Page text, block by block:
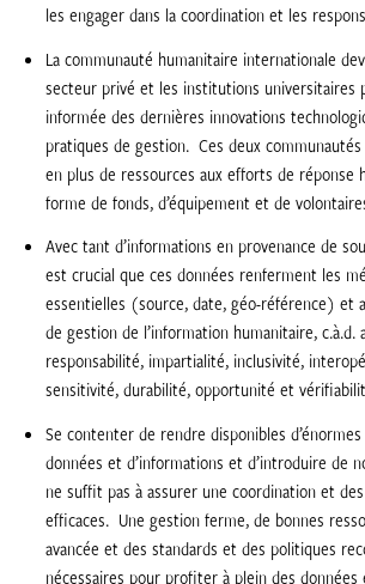
les engager dans la coordination et les
La communauté humanitaire internationale
secteur privé et les institutions universitaires
informée des dernières innovations
pratiques de gestion. Ces deux
en plus de ressources aux efforts de réponse
forme de fonds, d’équipement et de
Avec tant d’informations en provenance de
est crucial que ces données renferment les
essentielles (source, date, géo-référence) et
de gestion de l’information humanitaire, c.à.d.
responsabilité, impartialité, inclusivité,
sensitivité, durabilité, opportunité et
Se contenter de rendre disponibles
données et d’informations et d’introduire de
ne suffit pas à assurer une coordination et
efficaces. Une gestion ferme, de bonnes
avancée et des standards et des politiques
nécessaires pour profiter à plein des données